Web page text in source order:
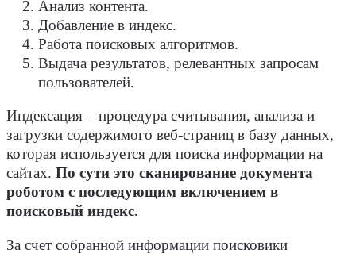
Анализ контента.
Добавление в индекс.
Работа поисковых алгоритмов.
Выдача результатов, релевантных запросам
пользователей.
Индексация – процедура считывания, анализа и
загрузки содержимого веб-страниц в базу данных,
которая используется для поиска информации на
сайтах. По сути это сканирование документа
роботом с последующим включением в
поисковый индекс.
За счет собранной информации поисковики